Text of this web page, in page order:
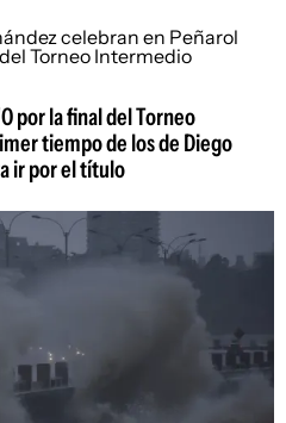
por la final del Torneo
tiempo de los de Diego
ir por el título